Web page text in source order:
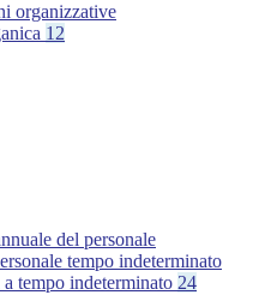
organizzative
12
del personale
tempo indeterminato
a tempo indeterminato 24